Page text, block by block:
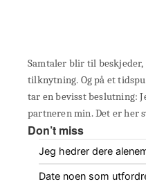
Samtaler blir til
tilknytning. Og på et
tar en bevisst beslutning:
partneren min. Det er her
Don’t miss
Jeg hedrer dere
Date noen som